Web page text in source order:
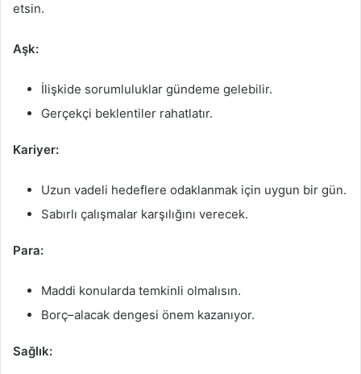
etsin.
Aşk:
İlişkide sorumluluklar gündeme gelebilir.
Gerçekçi beklentiler rahatlatır.
Kariyer:
Uzun vadeli hedeflere odaklanmak için uygun bir gün.
Sabırlı çalışmalar karşılığını verecek.
Para:
Maddi konularda temkinli olmalısın.
Borç–alacak dengesi önem kazanıyor.
Sağlık: